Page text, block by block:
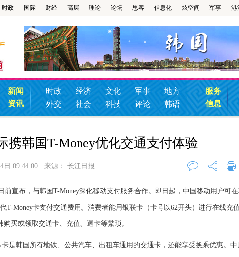
时政 国际 财经 高层 理论 论坛 思客 信息化 炫空间 军事 港
新闻
资讯
时政 经济 文化 军事
地方
外交
社会 科技 评论 韩语
服务
信息
携韩国T-Money优化交通支付体验
日 09:44:00 来源： 长江日报
宣布，与韩国T-Money深化移动支付服务合作。即日起，中国移动用户可在
T-Money卡支付交通费用。消费者能用银联卡（卡号以62开头）进行在线充
购买或领取交通卡、充值、退卡等繁琐。
韩国所有地铁、公共汽车、出租车通用的交通卡，还能享受换乘优惠。中